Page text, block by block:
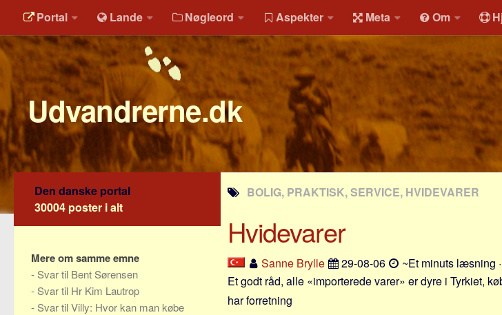
Portal Lande Nøgleord Aspekter Meta Om
Udvandrerne.dk
BOLIG, PRAKTISK, SERVICE, HVIDEVARER
Hvidevarer
Sanne Brylle 29-08-06
~Et minuts læsning
Et godt råd, alle «importerede varer» er dyre i Tyrkiet,
har forretning
Den danske portal
30004 poster i alt
Mere om samme emne
- Svar til Bent Sørensen
- Svar til Hr Kim Lautrop
- Svar til Villy: Hvor kan man købe